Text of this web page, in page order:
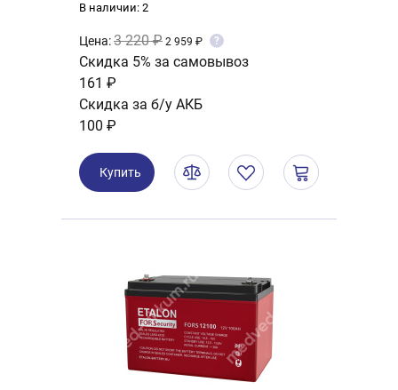
В наличии: 2
Цена:3 220 ₽ 2 959 ₽ ?
Скидка 5% за самовывоз
161 ₽
Скидка за б/у АКБ
100 ₽
Купить